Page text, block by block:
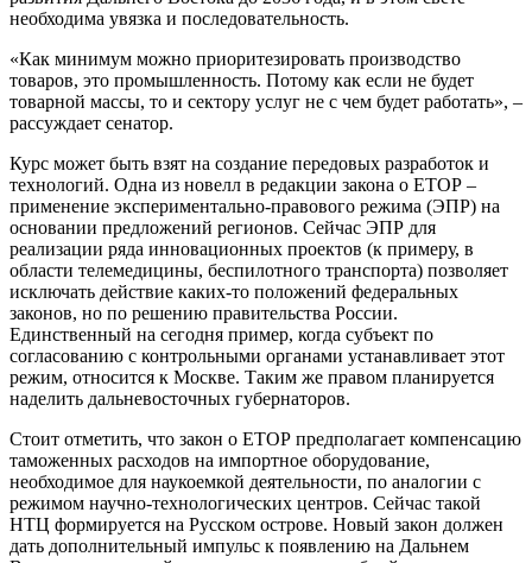
необходима увязка и последовательность.
«Как минимум можно приоритезировать производство
товаров, это промышленность. Потому как если не будет
товарной массы, то и сектору услуг не с чем будет работать», –
рассуждает сенатор.
Курс может быть взят на создание передовых разработок и
технологий. Одна из новелл в редакции закона о ЕТОР –
применение экспериментально-правового режима (ЭПР) на
основании предложений регионов. Сейчас ЭПР для
реализации ряда инновационных проектов (к примеру, в
области телемедицины, беспилотного транспорта) позволяет
исключать действие каких-то положений федеральных
законов, но по решению правительства России.
Единственный на сегодня пример, когда субъект по
согласованию с контрольными органами устанавливает этот
режим, относится к Москве. Таким же правом планируется
наделить дальневосточных губернаторов.
Стоит отметить, что закон о ЕТОР предполагает компенсацию
таможенных расходов на импортное оборудование,
необходимое для наукоемкой деятельности, по аналогии с
режимом научно-технологических центров. Сейчас такой
НТЦ формируется на Русском острове. Новый закон должен
дать дополнительный импульс к появлению на Дальнем